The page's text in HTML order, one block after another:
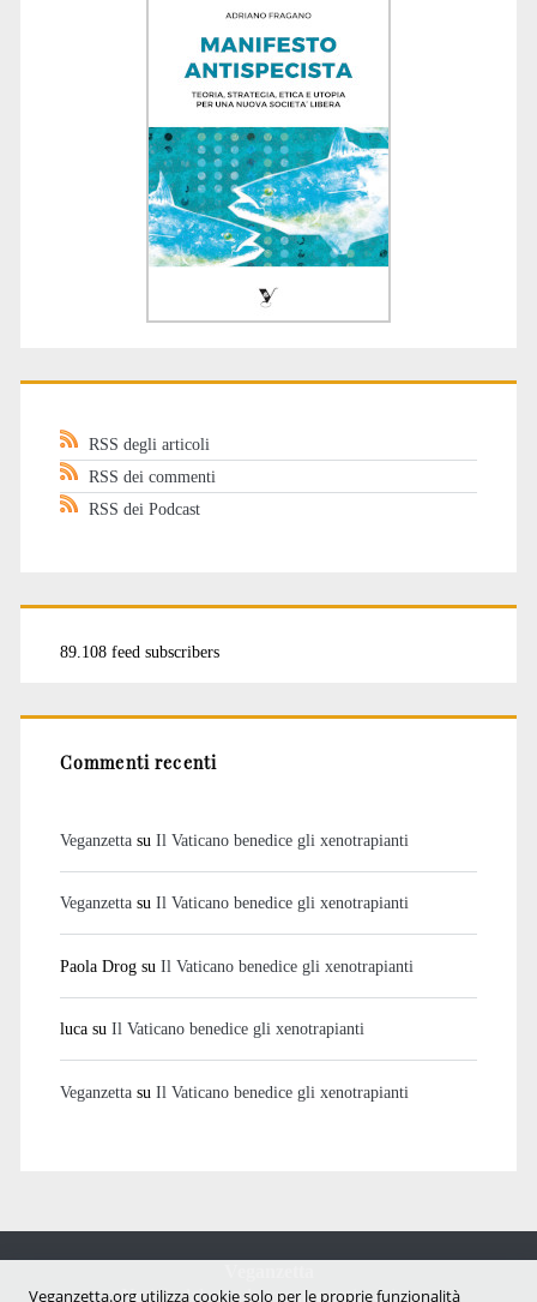
RSS degli articoli
RSS dei commenti
RSS dei Podcast
89.108 feed subscribers
Commenti recenti
Veganzettasu Il Vaticano benedice gli xenotrapianti
Veganzettasu Il Vaticano benedice gli xenotrapianti
Paola Drogsu Il Vaticano benedice gli xenotrapianti
lucasu Il Vaticano benedice gli xenotrapianti
Veganzettasu Il Vaticano benedice gli xenotrapianti
Notizie dal mondo vegan e antispecista
Veganzetta.org utilizza cookie solo per le proprie funzionalità